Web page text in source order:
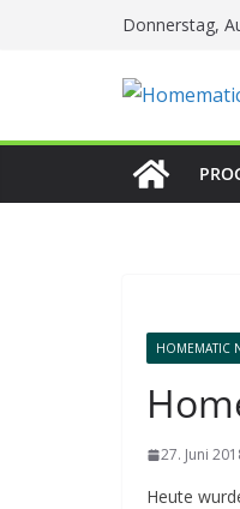
Donnerstag,
HOMEMATIC
27. Juni
Heute